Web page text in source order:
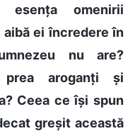
esența omenirii
ei încredere în
nu are?
aroganți și
Ceea ce își spun
greșit această